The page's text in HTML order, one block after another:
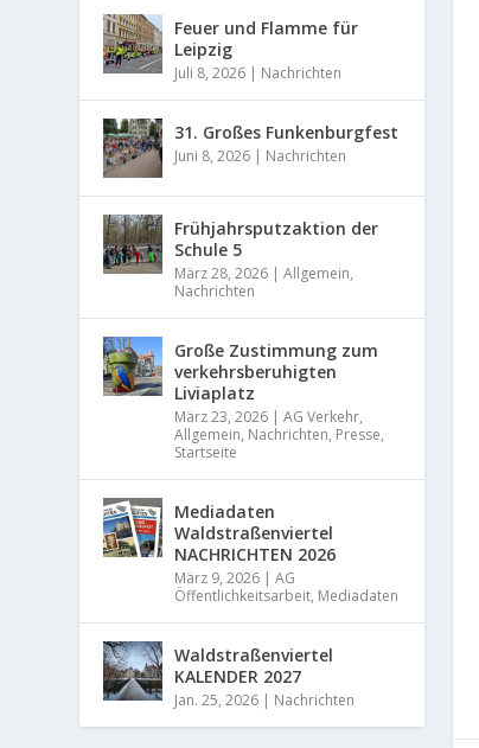
Feuer und Flamme für
Leipzig
Juli 8, 2026 | Nachrichten
31. Großes Funkenburgfest
Juni 8, 2026 | Nachrichten
Frühjahrsputzaktion der
Schule 5
März 28, 2026 |Allgemein,
Nachrichten
Große Zustimmung zum
verkehrsberuhigten
Liviaplatz
März 23, 2026 |AG Verkehr,
Allgemein, Nachrichten, Presse,
Startseite
Mediadaten
Waldstraßenviertel
NACHRICHTEN 2026
März 9, 2026 |AG
Öffentlichkeitsarbeit, Mediadaten
Waldstraßenviertel
KALENDER 2027
Jan. 25, 2026 | Nachrichten